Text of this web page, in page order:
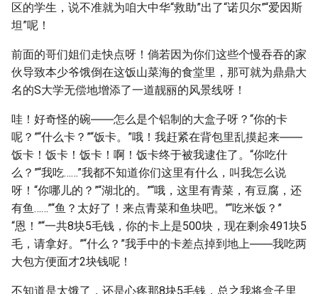
区的学生，说不准就为咱大中华“救助”出了“诺贝尔”“爱因斯
坦”呢！
前面的哥们姐们走快点呀！倘若因为你们这些个慢吞吞的家
伙导致本少爷饿倒在这饭山菜海的食堂里，那可就为鼎鼎大
名的S大学无偿地增添了一道靓丽的风景线呀！
哇！好奇怪的碗――怎么是个铝制的大盒子呀？“你的卡
呢？”“什么卡？”“饭卡。”哦！我赶紧在背包里乱摸起来――
饭卡！饭卡！饭卡！啊！饭卡终于被我逮住了。“你吃什
么？”“我吃……”我都不知道你们这里有什么，叫我怎么说
呀！“你哪儿的？”“湖北的。”“哦，这里有青菜，有豆腐，还
有鱼……”“鱼？太好了！来点青菜和鱼块吧。”“吃米饭？”
“恩！”“一共8块5毛钱，你的卡上是500块，现在剩余491块5
毛，请拿好。”“什么？”我手中的卡差点掉到地上――我吃两
大包方便面才2块钱呢！
不知道是太饿了，还是心疼那8块5毛钱，总之我将盒子里